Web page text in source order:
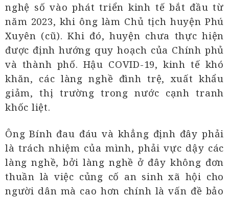
nghệ số vào phát triển kinh tế bắt đầu từ
năm 2023, khi ông làm Chủ tịch huyện Phú
Xuyên (cũ). Khi đó, huyện chưa thực hiện
được định hướng quy hoạch của Chính phủ
và thành phố. Hậu COVID-19, kinh tế khó
khăn, các làng nghề đình trệ, xuất khẩu
giảm, thị trường trong nước cạnh tranh
khốc liệt.
Ông Bính đau đáu và khẳng định đây phải
là trách nhiệm của mình, phải vực dậy các
làng nghề, bởi làng nghề ở đây không đơn
thuần là việc củng cố an sinh xã hội cho
người dân mà cao hơn chính là vấn đề bảo